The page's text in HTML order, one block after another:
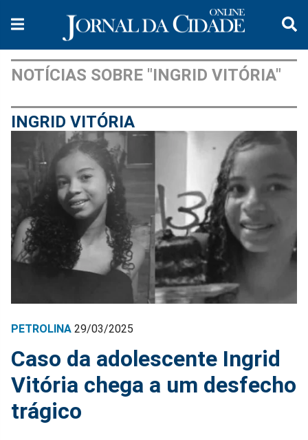
NOTÍCIAS SOBRE "INGRID VITÓRIA"
INGRID VITÓRIA
PETROLINA 29/03/2025
Caso da adolescente Ingrid
Vitória chega a um desfecho
trágico